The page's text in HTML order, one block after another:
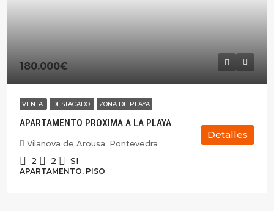
180.000€
VENTA DESTACADO ZONA DE PLAYA
APARTAMENTO PROXIMA A LA PLAYA
Vilanova de Arousa. Pontevedra
2 2 SI
APARTAMENTO, PISO
Detalles